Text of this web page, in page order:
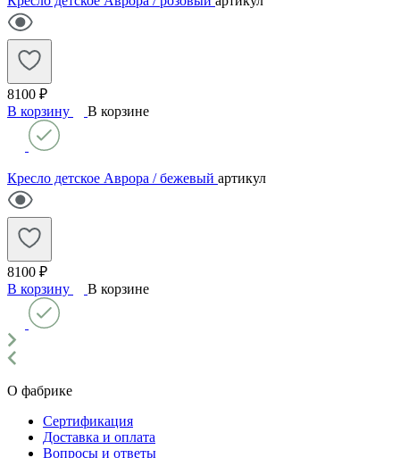
8100 ₽
В корзину
В корзине
Кресло детское Аврора / бежевый артикул
8100 ₽
В корзину
В корзине
О фабрике
Сертификация
Доставка и оплата
Вопросы и ответы